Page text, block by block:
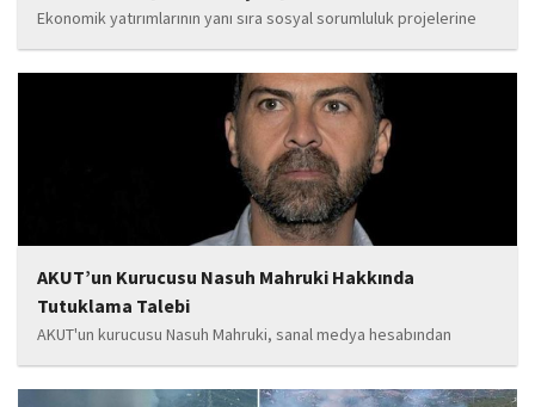
Ekonomik yatırımlarının yanı sıra sosyal sorumluluk projelerine
de önem veren Babat'ın, eğitim alanında bir lise ile iki okulun
yapımına katkı sunduğu, ayrıca Şırnak'ın çeşitli noktalarında
tamamlanan ve yapımı devam eden...
AKUT’un Kurucusu Nasuh Mahruki Hakkında
Tutuklama Talebi
AKUT'un kurucusu Nasuh Mahruki, sanal medya hesabından
yaptığı '15 Temmuz' paylaşımı nedeniyle 'Halkı kin ve düşmanlığa
tahrik veya aşağılama' suçundan gözaltına alındı. Mahruki,